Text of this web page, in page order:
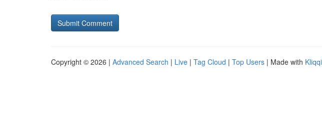
Copyright © 2026 | Advanced Search | Live | Tag Cloud | Top Users | Made with